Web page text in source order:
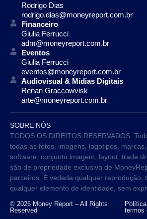
Rodrigo Dias
rodrigo.dias@moneyreport.com.br
Financeiro
Giulia Ferrucci
adm@moneyreport.com.br
Eventos
Giulia Ferrucci
eventos@moneyreport.com.br
Audiovisual & Mídias Digitais
Renan Graccowvisk
arte@moneyreport.com.br
SOBRE NÓS
TODOS OS DIREITOS RESERVADOS.
todas as fotos, imagens, logotipos, marcas,
software, conjunto imagem, layout, trade
são de propriedade exclusiva de
parceiros. É vedada qualquer reprodução,
qualquer elemento de identidade, sem
© 2026 Money Report – All Rights
Reserved
termos